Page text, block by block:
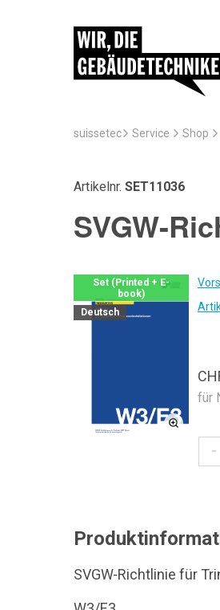
suissetec Service Shop
Artikelnr. SET11036
SVGW-
Set (Printed + E-
book)
Deutsch
für
-
SVGW-Richtlinie für